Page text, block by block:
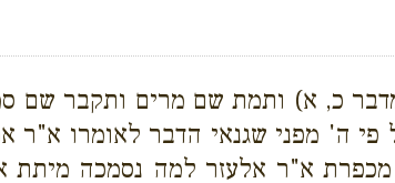
כ, א) ותמת שם מרים ותקבר שם
ה' מפני שגנאי הדבר לאומרו א"ר
א"ר אלעזר למה נסמכה מיתת